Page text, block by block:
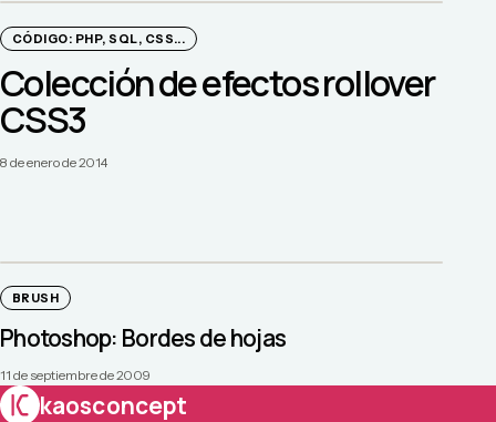
CÓDIGO: PHP, SQL, CSS...
Colección de efectos rollover
CSS3
8 de enero de 2014
BRUSH
Photoshop: Bordes de hojas
11 de septiembre de 2009
kaosconcept